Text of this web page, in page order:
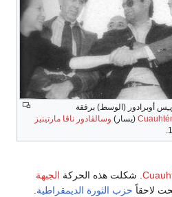
أوبرادور (الوسط) برفقة
(يسار) وسالڤادور ناڤا مارتينيز
. شكلت هذه الحركة الجبهة
لاحقاً حزب الثورة الديمقراطية